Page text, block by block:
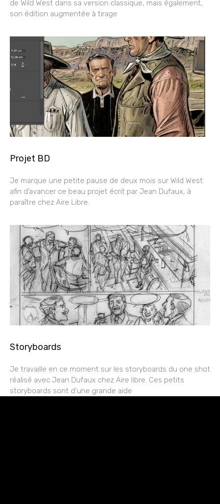
de Wild West dans sa version classique, mais également,
son édition augmentée à tirage
Projet BD
Je marque une petite pause de deux mois sur Wild West
afin d’avancer ce beau projet écrit par Jean Dufaux, à
paraître chez Aire Libre.
Storyboards
Je travaille en ce moment sur les storyboards du one shot
réalisé avec Jean Dufaux chez Aire libre. Ces petits
storyboards sont d’une grande aide